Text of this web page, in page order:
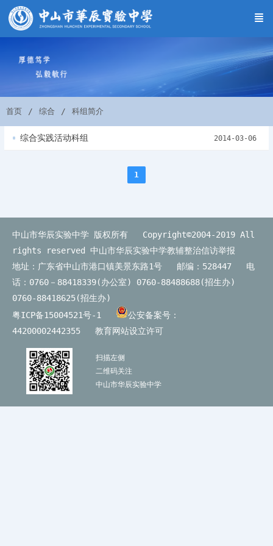
首页 综合 科组简介
综合实践活动科组 2014-03-06
1
中山市华辰实验中学 版权所有 Copyright©2004-2019 All
rights reserved 中山市华辰实验中学教辅整治信访举报
地址：广东省中山市港口镇美景东路1号 邮编：528447 电
话：0760－88418339(办公室) 0760-88488688(招生办)
0760-88418625(招生办)
粤ICP备15004521号-1
公安备案号：
44200002442355
教育网站设立许可
扫描左侧
二维码关注
中山市华辰实验中学